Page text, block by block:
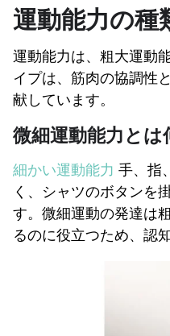
運動能力の種
運動能力は、粗大運動
イプは、筋肉の協調性
献しています。
微細運動能力とは
細かい運動能力 手、指
く、シャツのボタンを
す。微細運動の発達は
るのに役立つため、認